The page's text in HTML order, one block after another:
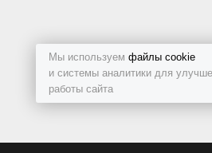
Мы используем файлы cookie
и системы аналитики для
работы сайта